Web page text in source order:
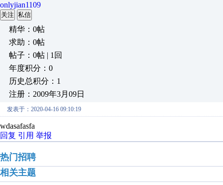
onlyjian1109
关注 私信
精华：0帖
求助：0帖
帖子：0帖 | 1回
年度积分：0
历史总积分：1
注册：2009年3月09日
发表于：2020-04-16 09:10:19
wdasafasfa
回复 引用 举报
热门招聘
相关主题